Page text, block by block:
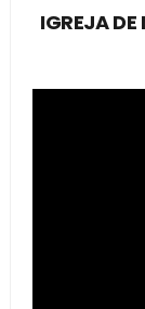
IGREJA DE